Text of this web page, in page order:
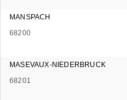
MANSPACH
68200
MASEVAUX-NIEDERBRUCK
68201